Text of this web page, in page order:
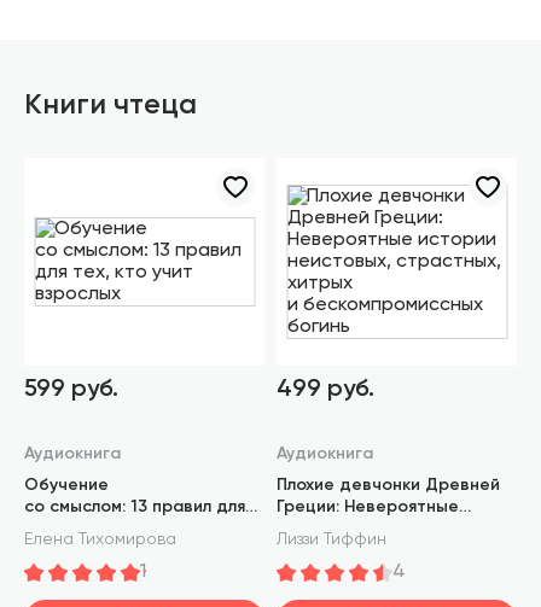
Книги чтеца
599 руб.
Аудиокнига
Обучение
со смыслом: 13 правил для
тех, кто учит взрослых
Елена Тихомирова
1
499 руб.
Аудиокнига
Плохие девчонки Древней
Греции: Невероятные
истории неистовых,
страстных, хитрых
и бескомпромиссных богинь
Лиззи Тиффин
4